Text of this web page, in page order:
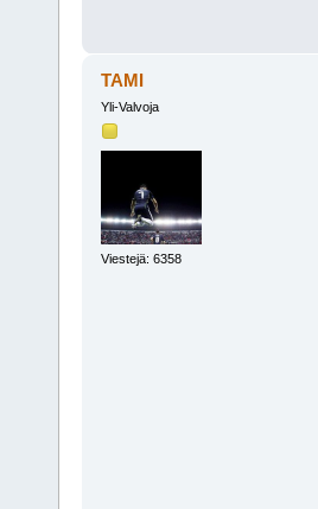
TAMI
Yli-Valvoja
Viestejä: 6358